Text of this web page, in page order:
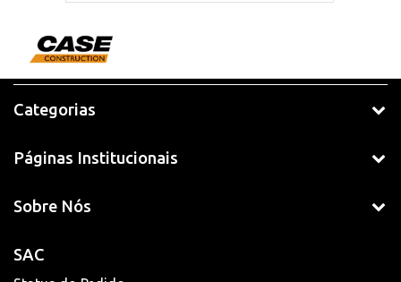
Categorias
Páginas Institucionais
Sobre Nós
SAC